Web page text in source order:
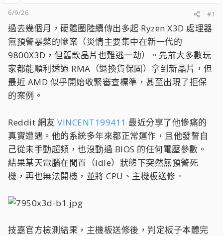
6/9/26
#1
過去幾個月，硬體圈陸續傳出多起 Ryzen X3D 處理器
無預警暴斃的慘案（災情主要集中在新一代的
9800X3D，但舊款晶片也難逃一劫）。先前大多數玩
家都能順利透過 RMA（退換貨保固）拿到新晶片，但
最近 AMD 似乎開始收緊審查標準，甚至出現了拒保
的案例。
Reddit 網友 VINCENT199411 最近分享了他慘痛的
真實遭遇。他的系統多年來都正常運作，且他發誓自
己從未手動超頻，也沒動過 BIOS 的任何電壓參數。
結果某天電腦在閒置（Idle）狀態下突然無預警死
機，再也無法開機，並將 CPU、主機板送修。
技嘉官方檢測結果，主機板送修後，判定板子本體完